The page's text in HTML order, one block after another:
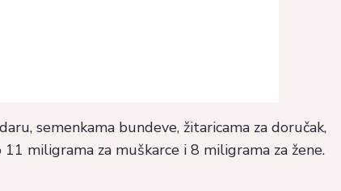
semenkama bundeve, žitaricama za doručak,
miligrama za muškarce i 8 miligrama za žene.